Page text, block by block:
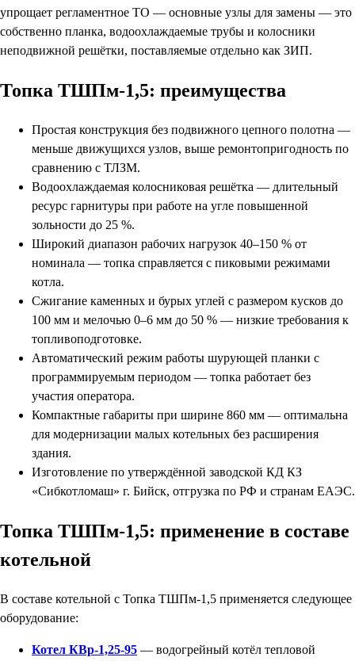
упрощает регламентное ТО — основные узлы для замены — это
собственно планка, водоохлаждаемые трубы и колосники
неподвижной решётки, поставляемые отдельно как ЗИП.
Топка ТШПм-1,5: преимущества
Простая конструкция без подвижного цепного полотна —
меньше движущихся узлов, выше ремонтопригодность по
сравнению с ТЛЗМ.
Водоохлаждаемая колосниковая решётка — длительный
ресурс гарнитуры при работе на угле повышенной
зольности до 25 %.
Широкий диапазон рабочих нагрузок 40–150 % от
номинала — топка справляется с пиковыми режимами
котла.
Сжигание каменных и бурых углей с размером кусков до
100 мм и мелочью 0–6 мм до 50 % — низкие требования к
топливоподготовке.
Автоматический режим работы шурующей планки с
программируемым периодом — топка работает без
участия оператора.
Компактные габариты при ширине 860 мм — оптимальна
для модернизации малых котельных без расширения
здания.
Изготовление по утверждённой заводской КД КЗ
«Сибкотломаш» г. Бийск, отгрузка по РФ и странам ЕАЭС.
Топка ТШПм-1,5: применение в составе
котельной
В составе котельной с Топка ТШПм-1,5 применяется следующее
оборудование:
Котел КВр-1,25-95 — водогрейный котёл тепловой